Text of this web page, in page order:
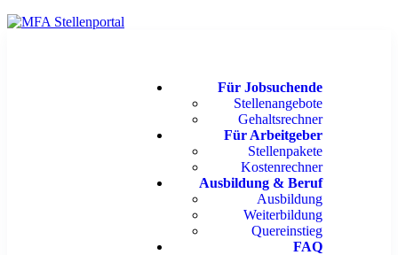
Für Jobsuchende
Stellenangebote
Gehaltsrechner
Für Arbeitgeber
Stellenpakete
Kostenrechner
Ausbildung & Beruf
Ausbildung
Weiterbildung
Quereinstieg
FAQ